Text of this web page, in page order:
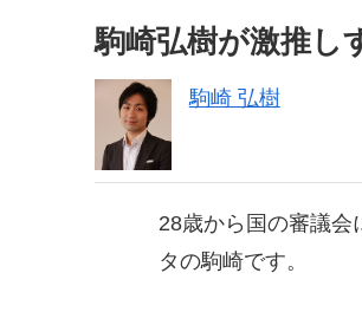
駒崎弘樹が激推し
駒崎 弘樹
28歳から国の審議会
タの駒崎です。